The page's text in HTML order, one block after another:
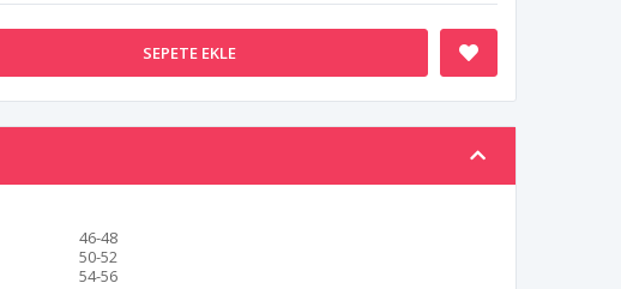
SEPETE EKLE
46-48
50-52
54-56